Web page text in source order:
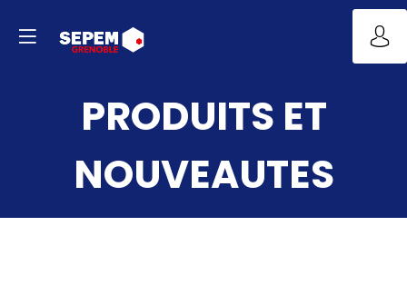
PRODUITS ET
NOUVEAUTES